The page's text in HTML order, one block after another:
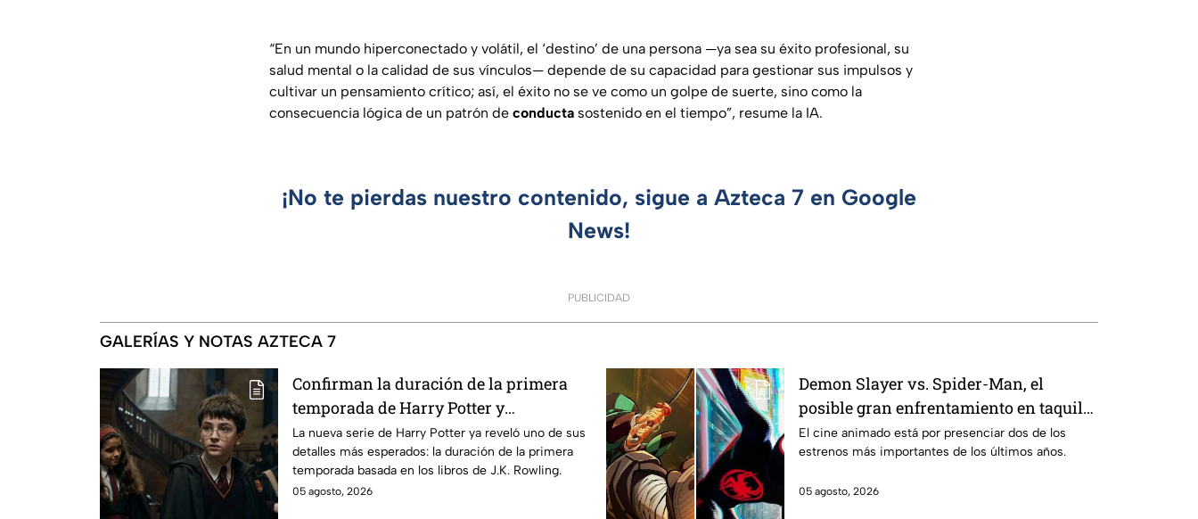
“En un mundo hiperconectado y volátil, el ‘destino’ de una persona —ya sea su éxito profesional, su
salud mental o la calidad de sus vínculos— depende de su capacidad para gestionar sus impulsos y
cultivar un pensamiento crítico; así, el éxito no se ve como un golpe de suerte, sino como la
consecuencia lógica de un patrón de conducta sostenido en el tiempo”, resume la IA.
¡No te pierdas nuestro contenido, sigue a Azteca 7 en Google
News!
PUBLICIDAD
GALERÍAS Y NOTAS AZTECA 7
Confirman la duración de la primera
temporada de Harry Potter y
emocionará a los fans de los libros
La nueva serie de Harry Potter ya reveló uno de sus
detalles más esperados: la duración de la primera
temporada basada en los libros de J.K. Rowling.
05 agosto, 2026
Demon Slayer vs. Spider-Man, el
posible gran enfrentamiento en taquilla
del 2027
El cine animado está por presenciar dos de los
estrenos más importantes de los últimos años.
05 agosto, 2026